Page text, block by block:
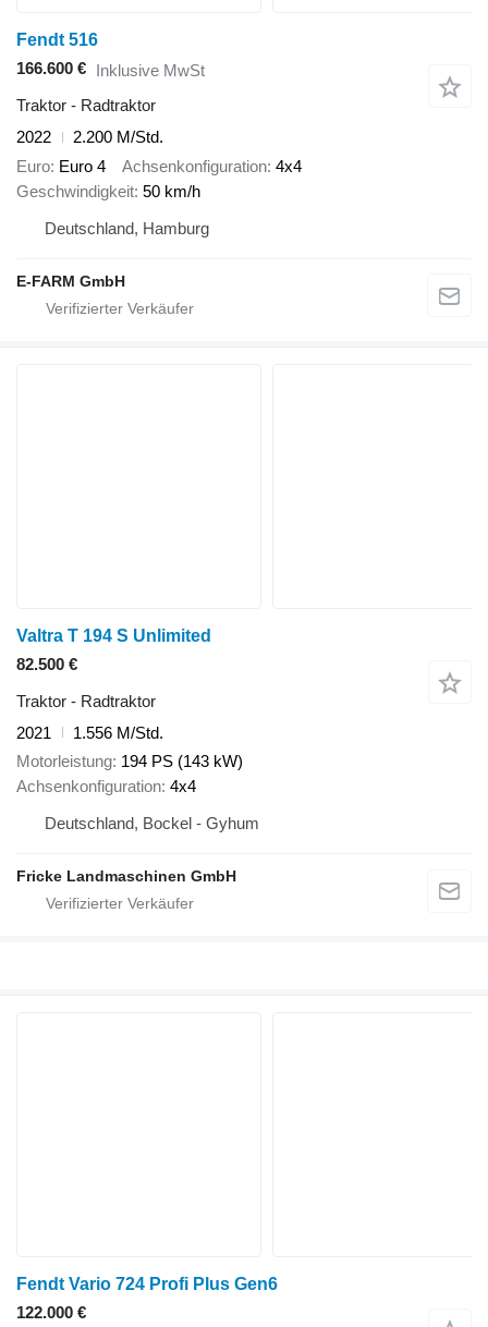
Fendt 516
166.600 € Inklusive MwSt
Traktor - Radtraktor
2022
2.200 M/Std.
Euro Euro 4 Achsenkonfiguration 4x4
Geschwindigkeit 50 km/h
Deutschland, Hamburg
E-FARM GmbH
Valtra T 194 S Unlimited
82.500 €
Traktor - Radtraktor
2021
1.556 M/Std.
Motorleistung 194 PS (143 kW)
Achsenkonfiguration 4x4
Deutschland, Bockel - Gyhum
Fricke Landmaschinen GmbH
Fendt Vario 724 Profi Plus Gen6
122.000 €